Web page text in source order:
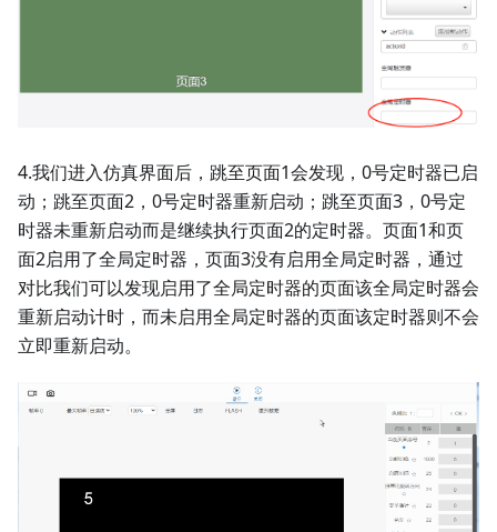
4.我们进入仿真界面后，跳至页面1会发现，0号定时器已启
动；跳至页面2，0号定时器重新启动；跳至页面3，0号定
时器未重新启动而是继续执行页面2的定时器。页面1和页
面2启用了全局定时器，页面3没有启用全局定时器，通过
对比我们可以发现启用了全局定时器的页面该全局定时器会
重新启动计时，而未启用全局定时器的页面该定时器则不会
立即重新启动。